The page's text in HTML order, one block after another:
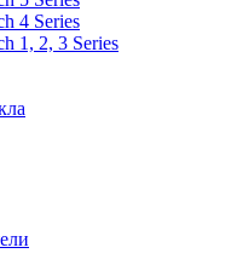
4 Series
1, 2, 3 Series